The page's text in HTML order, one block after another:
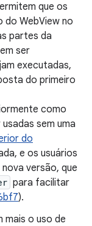
que os
do WebView no
partes da
ser
executadas,
do primeiro
como
sem uma
do
e os usuários
versão, que
para facilitar
).
mais o uso de